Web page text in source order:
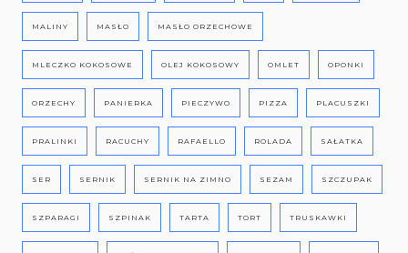
MALINY MASŁO MASŁO ORZECHOWE
MLECZKO KOKOSOWE OLEJ KOKOSOWY OMLET OPONKI
ORZECHY PANIERKA PIECZYWO PIZZA PLACUSZKI
PRALINKI RACUCHY RAFAELLO ROLADA SAŁATKA
SER SERNIK SERNIK NA ZIMNO SEZAM SZCZUPAK
SZPARAGI SZPINAK TARTA TORT TRUSKAWKI